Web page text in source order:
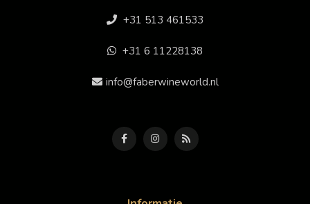
+31 513 461533
+31 6 11228138
info@faberwineworld.nl